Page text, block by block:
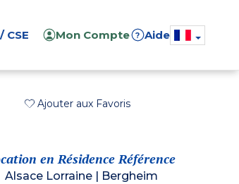
CSE Mon Compte ? Aide
Ajouter aux Favoris
en Résidence Référence
Alsace Lorraine| Bergheim